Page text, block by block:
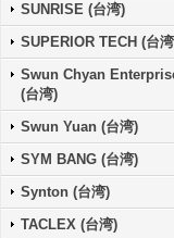
SUNRISE (台湾)
SUPERIOR TECH (台
Swun Chyan
(台湾)
Swun Yuan (台湾)
SYM BANG (台湾)
Synton (台湾)
TACLEX (台湾)